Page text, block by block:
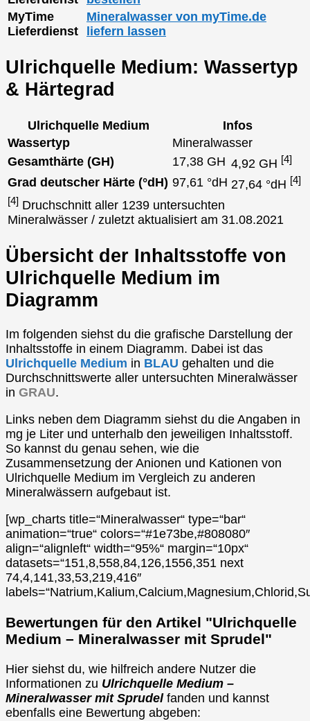
MyTime
Lieferdienst
Mineralwasser von myTime.de
liefern lassen
Ulrichquelle Medium: Wassertyp
& Härtegrad
Ulrichquelle Medium
Infos
Wassertyp
Mineralwasser
Gesamthärte (GH)
17,38 GH 4,92 GH [4]
Grad deutscher Härte (°dH) 97,61 °dH 27,64 °dH [4]
[4] Druchschnitt aller 1239 untersuchten
Mineralwässer / zuletzt aktualisiert am 31.08.2021
Übersicht der Inhaltsstoffe von
Ulrichquelle Medium im
Diagramm
Im folgenden siehst du die grafische Darstellung der
Inhaltsstoffe in einem Diagramm. Dabei ist das
Ulrichquelle Medium in BLAU gehalten und die
Durchschnittswerte aller untersuchten Mineralwässer
in GRAU.
Links neben dem Diagramm siehst du die Angaben in
mg je Liter und unterhalb den jeweiligen Inhaltsstoff.
So kannst du genau sehen, wie die
Zusammensetzung der Anionen und Kationen von
Ulrichquelle Medium im Vergleich zu anderen
Mineralwässern aufgebaut ist.
[wp_charts title=“Mineralwasser“ type=“bar“
animation=“true“ colors=“#1e73be,#808080″
align=“alignleft“ width=“95%“ margin=“10px“
datasets=“151,8,558,84,126,1556,351 next
74,4,141,33,53,219,416″
Bewertungen für den Artikel "Ulrichquelle
Medium – Mineralwasser mit Sprudel"
Hier siehst du, wie hilfreich andere Nutzer die
Informationen zu Ulrichquelle Medium –
Mineralwasser mit Sprudelfanden und kannst
ebenfalls eine Bewertung abgeben: